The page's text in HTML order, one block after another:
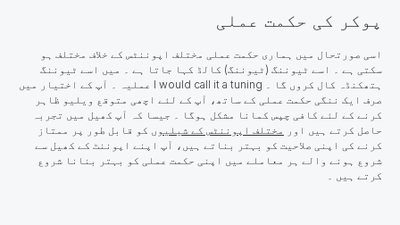
پوکر کی حکمت عملی
اسی صورتحال میں ہماری حکمت عملی مختلف اپوننٹس کے خلاف مختلف ہو
سکتی ہے ۔ اسے ٹیوننگ (ٹیوننگ) کالڈ کہا جاتا ہے ۔ میں اسے ٹیوننگ
ہتھکنڈہ کال کروں گا ۔ I would call it a tuning عملیہ ۔ آپ کے اختیار میں
صرف ایک ننگی حکمت عملی کے ساتھ، آپ کے لئے اچھی متوقع ویلیو ظاہر
کرنے کے لئے کافی چپس کمانا مشکل ہوگا ۔ جیسا کہ آپ کھیل میں تجربہ
حاصل کرتے ہیں اور مختلف اپوننٹس کے شیلیوں کو قابل طور پر ممتاز
کرنے کی اپنی صلاحیت کو بہتر بناتے ہیں، آپ اپنے اپوننٹ کے کھیل سے
شروع ہونے والے ہر معاملے میں اپنی حکمت عملی کو بہتر بنانا شروع
کرتے ہیں ۔